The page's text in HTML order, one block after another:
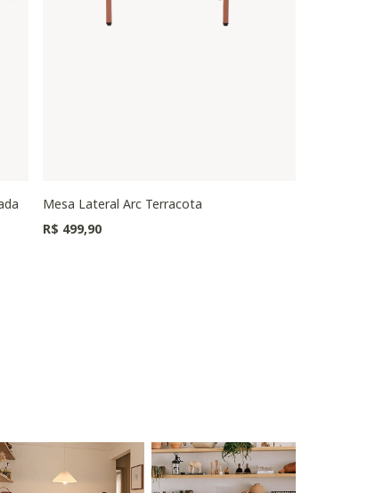
Mesa Lateral Arc Terracota
R$ 499,90